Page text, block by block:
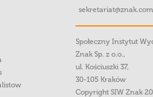
Społeczny Instytut
Znak Sp. z o.o.,
ul. Kościuszki 37,
30-105 Kraków
Copyright SIW Znak